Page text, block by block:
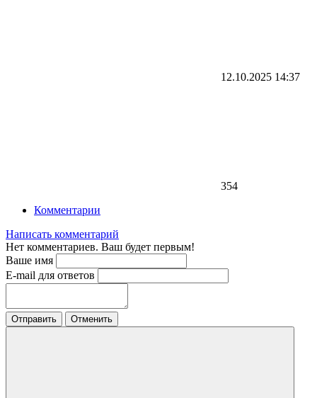
12.10.2025 14:37
354
Комментарии
Написать комментарий
Нет комментариев. Ваш будет первым!
Ваше имя
E-mail для ответов
Отправить Отменить